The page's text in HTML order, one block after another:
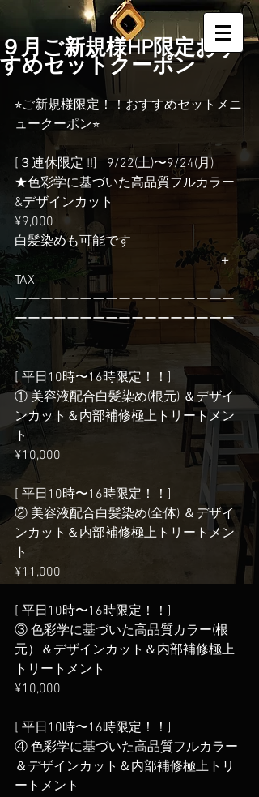
９月ご新規様HP限定おす
すめセットクーポン
⭐︎ご新規様限定！！おすすめセットメニ
ュークーポン⭐︎
[３連休限定 !!]   9/22(土)〜9/24(月)
★色彩学に基づいた高品質フルカラー
&デザインカット
¥9,000
白髪染めも可能です
                                                               ＋
TAX
ーーーーーーーーーーーーーーーーー
ーーーーーーーーーーーーーーーーー
[ 平日10時〜16時限定！！]
① 美容液配合白髪染め(根元) ＆デザイ
ンカット＆内部補修極上トリートメン
ト
¥10,000
[ 平日10時〜16時限定！！]
② 美容液配合白髪染め(全体) ＆デザイ
ンカット＆内部補修極上トリートメン
ト
¥11,000
[ 平日10時〜16時限定！！]
③ 色彩学に基づいた高品質カラー(根
元）＆デザインカット＆内部補修極上
トリートメント
¥10,000
[ 平日10時〜16時限定！！]
④ 色彩学に基づいた高品質フルカラー
＆デザインカット＆内部補修極上トリ
ートメント